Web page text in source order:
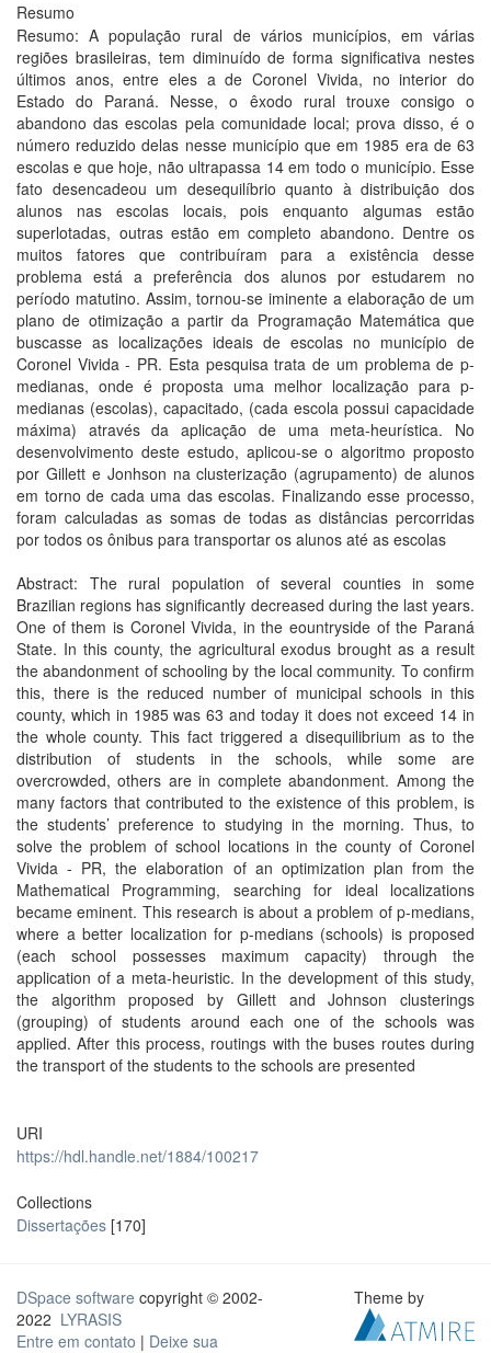
Resumo
Resumo: A população rural de vários municípios, em várias
regiões brasileiras, tem diminuído de forma significativa nestes
últimos anos, entre eles a de Coronel Vivida, no interior do
Estado do Paraná. Nesse, o êxodo rural trouxe consigo o
abandono das escolas pela comunidade local; prova disso, é o
número reduzido delas nesse município que em 1985 era de 63
escolas e que hoje, não ultrapassa 14 em todo o município. Esse
fato desencadeou um desequilíbrio quanto à distribuição dos
alunos nas escolas locais, pois enquanto algumas estão
superlotadas, outras estão em completo abandono. Dentre os
muitos fatores que contribuíram para a existência desse
problema está a preferência dos alunos por estudarem no
período matutino. Assim, tornou-se iminente a elaboração de um
plano de otimização a partir da Programação Matemática que
buscasse as localizações ideais de escolas no município de
Coronel Vivida - PR. Esta pesquisa trata de um problema de p-
medianas, onde é proposta uma melhor localização para p-
medianas (escolas), capacitado, (cada escola possui capacidade
máxima) através da aplicação de uma meta-heurística. No
desenvolvimento deste estudo, aplicou-se o algoritmo proposto
por Gillett e Jonhson na clusterização (agrupamento) de alunos
em torno de cada uma das escolas. Finalizando esse processo,
foram calculadas as somas de todas as distâncias percorridas
por todos os ônibus para transportar os alunos até as escolas
Abstract: The rural population of several counties in some
Brazilian regions has significantly decreased during the last years.
One of them is Coronel Vivida, in the eountryside of the Paraná
State. In this county, the agricultural exodus brought as a result
the abandonment of schooling by the local community. To confirm
this, there is the reduced number of municipal schools in this
county, which in 1985 was 63 and today it does not exceed 14 in
the whole county. This fact triggered a disequilibrium as to the
distribution of students in the schools, while some are
overcrowded, others are in complete abandonment. Among the
many factors that contributed to the existence of this problem, is
the students’ preference to studying in the morning. Thus, to
solve the problem of school locations in the county of Coronel
Vivida - PR, the elaboration of an optimization plan from the
Mathematical Programming, searching for ideal localizations
became eminent. This research is about a problem of p-medians,
where a better localization for p-medians (schools) is proposed
(each school possesses maximum capacity) through the
application of a meta-heuristic. In the development of this study,
the algorithm proposed by Gillett and Johnson clusterings
(grouping) of students around each one of the schools was
applied. After this process, routings with the buses routes during
the transport of the students to the schools are presented
URI
https://hdl.handle.net/1884/100217
Collections
Dissertações [170]
DSpace software copyright © 2002-
2022 LYRASIS
Entre em contato | Deixe sua
Theme by